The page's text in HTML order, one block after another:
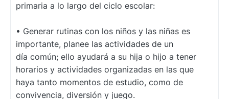
primaria a lo largo del ciclo escolar:
• Generar rutinas con los niños y las niñas es
importante, planee las actividades de un
día común; ello ayudará a su hija o hijo a tener
horarios y actividades organizadas en las que
haya tanto momentos de estudio, como de
convivencia, diversión y juego.